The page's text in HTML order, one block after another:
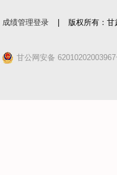
成绩管理登录 版权所有：
甘公网安备